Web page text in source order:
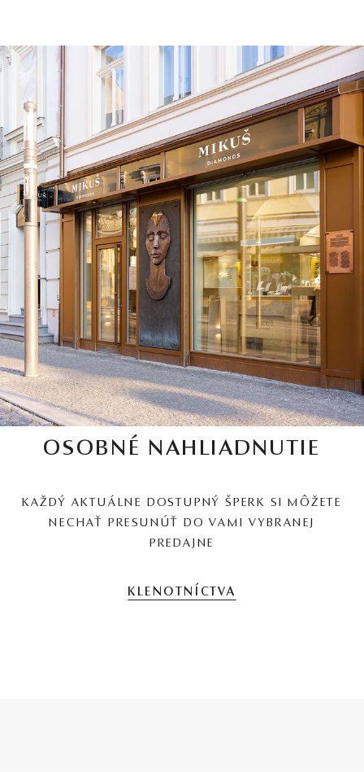
OSOBNÉ NAHLIADNUTIE
KAŽDÝ AKTUÁLNE DOSTUPNÝ ŠPERK SI MÔŽETE
NECHAŤ PRESUNÚŤ DO VAMI VYBRANEJ
PREDAJNE
KLENOTNÍCTVA